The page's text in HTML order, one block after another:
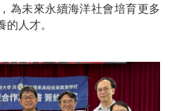
為未來永續海洋社會培育更多
人才。